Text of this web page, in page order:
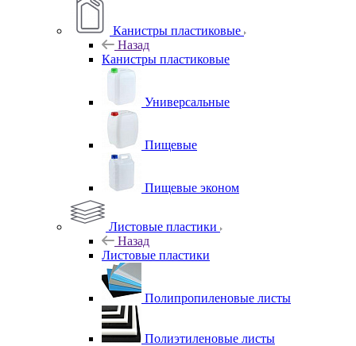
Канистры пластиковые
Назад
Канистры пластиковые
Универсальные
Пищевые
Пищевые эконом
Листовые пластики
Назад
Листовые пластики
Полипропиленовые листы
Полиэтиленовые листы